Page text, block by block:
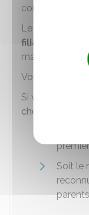
concubinage.
Le Pacs et le
filiation et
mariage).
Vous pouvez
Si vous ne
choix du nom
premier
Soit le